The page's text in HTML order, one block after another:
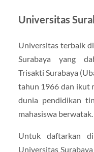
Universitas
Universitas terbaik
Surabaya yang
Trisakti Surabaya
tahun 1966 dan ikut
dunia pendidikan
mahasiswa berwatak.
Untuk daftarkan
Universitas